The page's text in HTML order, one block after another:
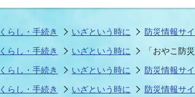
いざという時に
子育て
健康
年間イベントの案内
産業振興
市長室
くらし・手続き いざという時に 防災情報サ
くらし・手続き いざという時に
「おやこ防
くらし・手続き いざという時に 防災情報サ
くらし・手続き いざという時に 防災情報サ